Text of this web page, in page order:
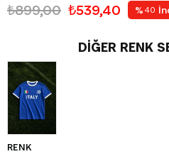
₺899,00 ₺539,40 % 40
DIĞER RENK
RENK